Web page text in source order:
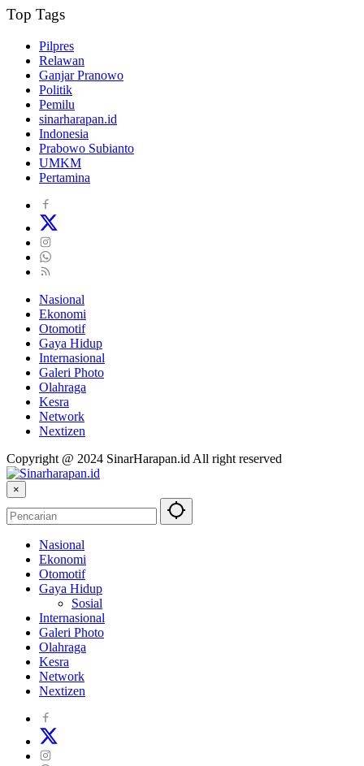
Top Tags
Pilpres
Relawan
Ganjar Pranowo
Politik
Pemilu
sinarharapan.id
Indonesia
Prabowo Subianto
UMKM
Pertamina
Nasional
Ekonomi
Otomotif
Gaya Hidup
Internasional
Galeri Photo
Olahraga
Kesra
Network
Nextizen
Copyright @ 2024 SinarHarapan.id All right reserved
×
Nasional
Ekonomi
Otomotif
Gaya Hidup
Sosial
Internasional
Galeri Photo
Olahraga
Kesra
Network
Nextizen